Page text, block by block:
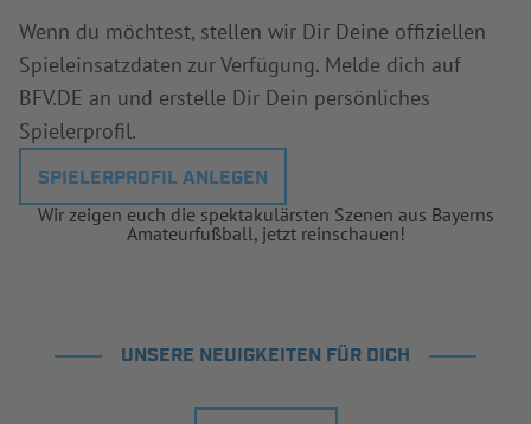
Wenn du möchtest, stellen wir Dir Deine offiziellen
Spieleinsatzdaten zur Verfügung. Melde dich auf
BFV.DE an und erstelle Dir Dein persönliches
Spielerprofil.
SPIELERPROFIL ANLEGEN
Wir zeigen euch die spektakulärsten Szenen aus Bayerns
Amateurfußball, jetzt reinschauen!
UNSERE NEUIGKEITEN FÜR DICH